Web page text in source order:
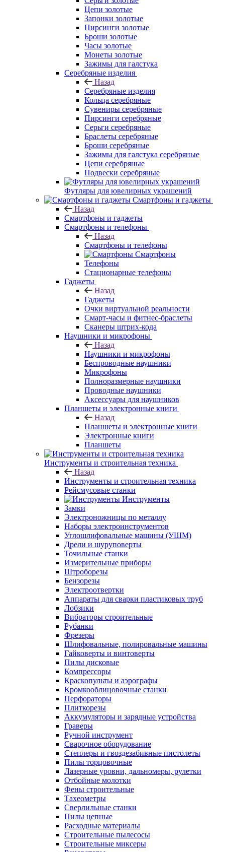
Цепи золотые
Запонки золотые
Пирсинги золотые
Броши золотые
Часы золотые
Монеты золотые
Зажимы для галстука
Серебряные изделия
Назад
Серебряные изделия
Кольца серебряные
Сувениры серебряные
Пирсинги серебряные
Серьги серебряные
Браслеты серебряные
Броши серебряные
Зажимы для галстука серебряные
Цепи серебряные
Подвески серебряные
Футляры для ювелирных украшений
Смартфоны и гаджеты
Назад
Смартфоны и гаджеты
Смартфоны и телефоны
Назад
Смартфоны и телефоны
Смартфоны
Телефоны
Стационарные телефоны
Гаджеты
Назад
Гаджеты
Очки виртуальной реальности
Смарт-часы и фитнес-браслеты
Сканеры штрих-кода
Наушники и микрофоны
Назад
Наушники и микрофоны
Беспроводные наушники
Микрофоны
Полноразмерные наушники
Проводные наушники
Аксессуары для наушников
Планшеты и электронные книги
Назад
Планшеты и электронные книги
Электронные книги
Планшеты
Инструменты и строительная техника
Назад
Инструменты и строительная техника
Рейсмусовые станки
Инструменты
Замки
Электроножницы по металлу
Наборы электроинструментов
Углошлифовальные машины (УШМ)
Дрели и шуруповерты
Точильные станки
Измерительные приборы
Штроборезы
Бензорезы
Электроотвертки
Аппараты для сварки пластиковых труб
Лобзики
Вибраторы строительные
Рубанки
Фрезеры
Шлифовальные, полировальные машины
Гайковерты и винтоверты
Пилы дисковые
Компрессоры
Краскопульты и аэрографы
Кромкооблицовочные станки
Перфораторы
Плиткорезы
Аккумуляторы и зарядные устройства
Граверы
Ручной инструмент
Сварочное оборудование
Степлеры и гвоздезабивные пистолеты
Пилы торцовочные
Лазерные уровни, дальномеры, рулетки
Отбойные молотки
Фены строительные
Тахеометры
Сверлильные станки
Пилы цепные
Расходные материалы
Строительные пылесосы
Строительные миксеры